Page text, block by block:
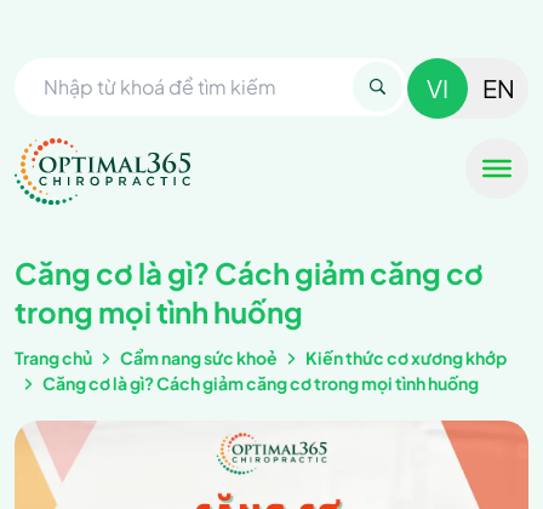
VI EN
Căng cơ là gì? Cách giảm căng cơ
trong mọi tình huống
Trang chủ Cẩm nang sức khoẻ
Kiến thức cơ xương khớp
Căng cơ là gì? Cách giảm căng cơ trong mọi tình huống